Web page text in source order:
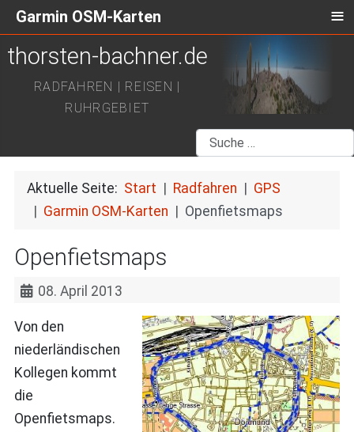
thorsten-bachner.de
RADFAHREN | REISEN |
RUHRGEBIET
Suchen
Aktuelle Seite: Start Radfahren
GPS
Garmin OSM-Karten
Openfietsmaps
Openfietsmaps
08. April 2013
Von den
niederländischen
Kollegen kommt
die
Openfietsmaps.
Garmin OSM-Karten ≡